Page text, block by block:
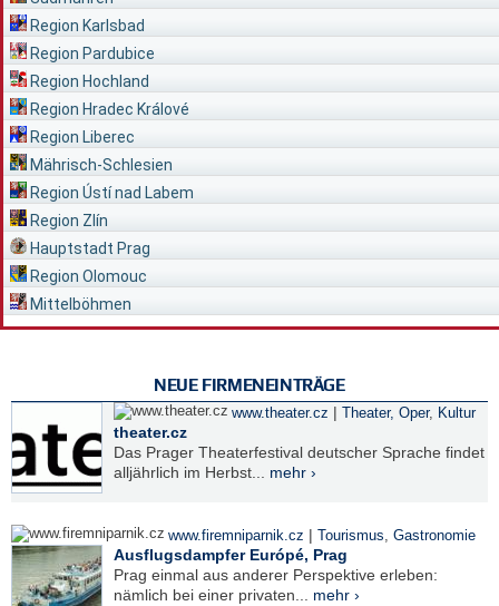
Region Karlsbad
Region Pardubice
Region Hochland
Region Hradec Králové
Region Liberec
Mährisch-Schlesien
Region Ústí nad Labem
Region Zlín
Hauptstadt Prag
Region Olomouc
Mittelböhmen
NEUE FIRMENEINTRÄGE
www.theater.cz | Theater, Oper, Kultur
theater.cz
Das Prager Theaterfestival deutscher Sprache findet
alljährlich im Herbst... mehr ›
www.firemniparnik.cz | Tourismus, Gastronomie
Ausflugsdampfer Európé, Prag
Prag einmal aus anderer Perspektive erleben:
nämlich bei einer privaten... mehr ›